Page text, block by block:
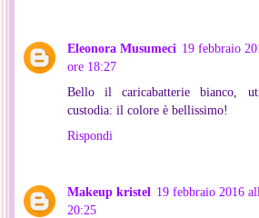
Eleonora Musumeci 19 febbraio
ore 18:27
Bello il caricabatterie bianco,
custodia: il colore è bellissimo!
Rispondi
Makeup kristel 19 febbraio 2016
20:25